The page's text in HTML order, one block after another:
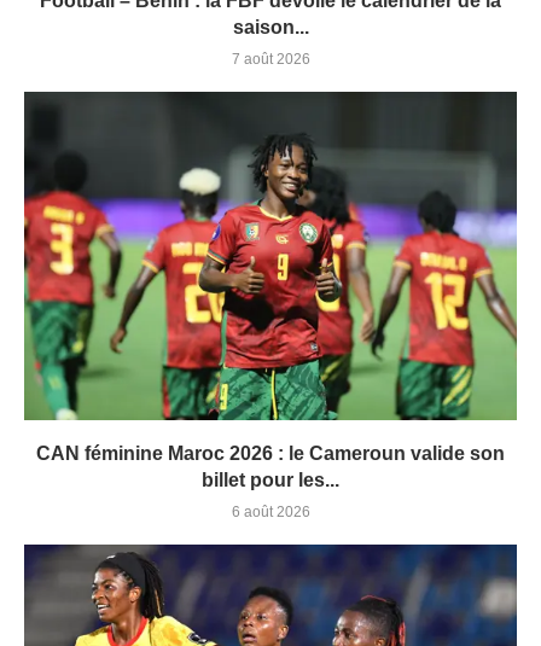
saison...
7 août 2026
CAN féminine Maroc 2026 : le Cameroun valide son
billet pour les...
6 août 2026